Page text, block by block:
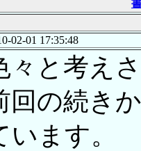
02-01 17:35:48
々と考え
回の続き
います。